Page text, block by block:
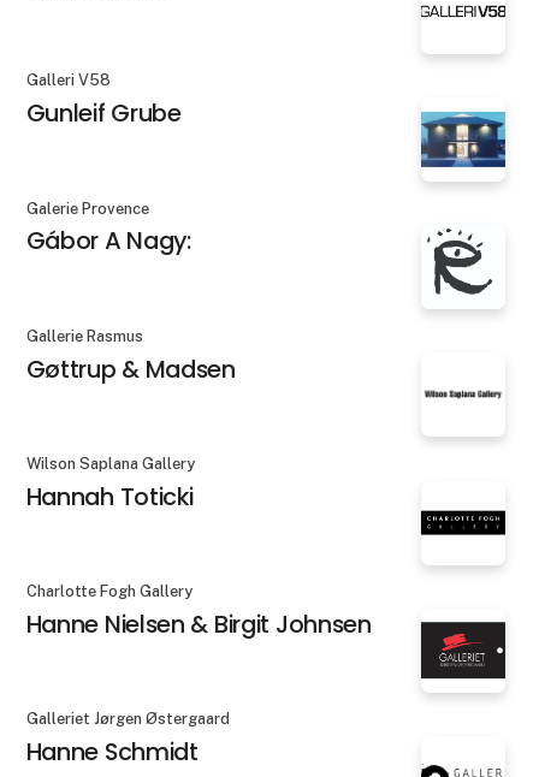
Galleri V58
Gunleif Grube
Galerie Provence
Gábor A Nagy:
Gallerie Rasmus
Gøttrup & Madsen
Wilson Saplana Gallery
Hannah Toticki
Charlotte Fogh Gallery
Hanne Nielsen & Birgit Johnsen
Galleriet Jørgen Østergaard
Hanne Schmidt